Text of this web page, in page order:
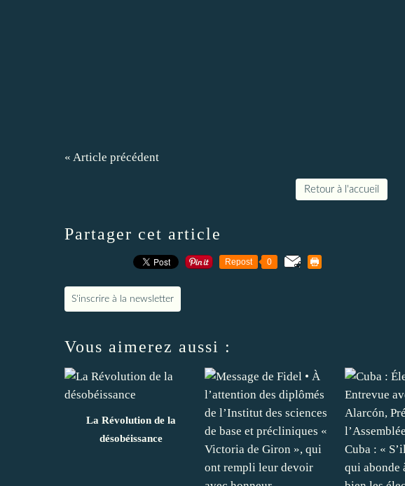
« Article précédent
Retour à l'accueil
Partager cet article
Repost 0
S'inscrire à la newsletter
Vous aimerez aussi :
La Révolution de la
désobéissance